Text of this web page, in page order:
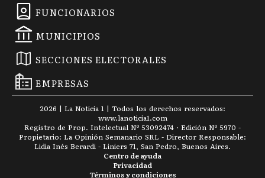
FUNCIONARIOS
MUNICIPIOS
SECCIONES ELECTORALES
EMPRESAS
2026 | La Noticia 1 | Todos los derechos reservados:
www.lanoticia1.com
Registro de Prop. Intelectual Nº 53092474 · Edición Nº 5970 -
Propietario: La Opinión Semanario SRL - Director Responsable:
Lidia Inés Berardi - Liniers 71, San Pedro, Buenos Aires.
Términos y condiciones
Privacidad
Centro de ayuda